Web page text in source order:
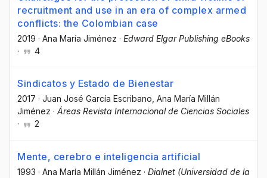
recruitment and use in an era of complex armed
conflicts: the Colombian case
2019 · Ana María Jiménez · Edward Elgar Publishing eBooks
·
4
Sindicatos y Estado de Bienestar
2017 · Juan José García Escribano , Ana María Millán
Jiménez · Áreas Revista Internacional de Ciencias Sociales
·
2
Mente, cerebro e inteligencia artificial
1993 · Ana María Millán Jiménez · Dialnet (Universidad de la